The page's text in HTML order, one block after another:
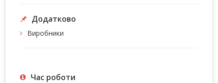
Додатково
Виробники
Час роботи